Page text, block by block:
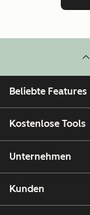
Beliebte Features
Kostenlose Tools
Unternehmen
Kunden